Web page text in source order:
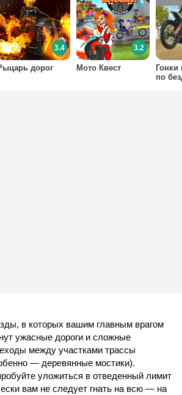
в которых вашим главным врагом
ужасные дороги и сложные
между участками трассы
— деревянные мостики).
уложиться в отведенный лимит
вам не следует гнать на всю — на
Гонки
по
дорог
3.4
Мото Квест
3.2